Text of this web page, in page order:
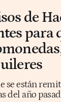
de
para
se están
del año